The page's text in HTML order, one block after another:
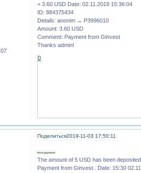
+ 3.60 USD Date: 02.11.2019 15:36:04
ID: 884375434
Details: anonim → P3996010
Amount: 3.60 USD
Comment: Payment from Ginvest
Thanks admin!
0
Поделиться2019-11-03 17:50:11
Next payment!
The amount of 5 USD has been
Payment from Ginvest.. Date: 15:30